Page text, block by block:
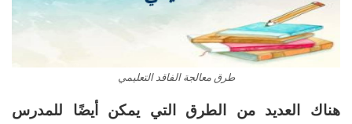
طرق معالجة الفاقد التعليمي
هناك العديد من الطرق التي يمكن أيضًا للمدرس